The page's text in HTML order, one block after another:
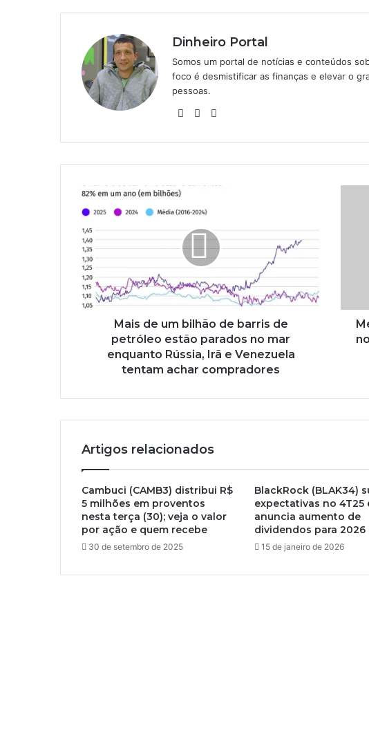
Dinheiro Portal
Somos um portal de notícias e conteúdos
foco é desmistificar as finanças e elevar o
pessoas.
WebsiteLinkedin
Mais de um bilhão de barris de
petróleo estão parados no mar
enquanto Rússia, Irã e Venezuela
tentam achar compradores
Artigos relacionados
Cambuci (CAMB3) distribui R$
5 milhões em proventos
nesta terça (30); veja o valor
por ação e quem recebe
30 de setembro de 2025
BlackRock (BLAK34)
expectativas no 4T25
anuncia aumento de
dividendos para 2026
15 de janeiro de 2026